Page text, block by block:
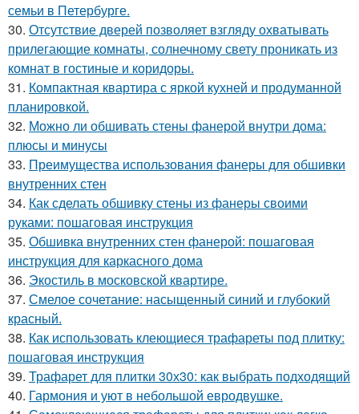
семьи в Петербурге.
30. Отсутствие дверей позволяет взгляду охватывать
прилегающие комнаты, солнечному свету проникать из
комнат в гостиные и коридоры.
31. Компактная квартира с яркой кухней и продуманной
планировкой.
32. Можно ли обшивать стены фанерой внутри дома:
плюсы и минусы
33. Преимущества использования фанеры для обшивки
внутренних стен
34. Как сделать обшивку стены из фанеры своими
руками: пошаговая инструкция
35. Обшивка внутренних стен фанерой: пошаговая
инструкция для каркасного дома
36. Экостиль в московской квартире.
37. Смелое сочетание: насыщенный синий и глубокий
красный.
38. Как использовать клеющиеся трафареты под плитку:
пошаговая инструкция
39. Трафарет для плитки 30х30: как выбрать подходящий
40. Гармония и уют в небольшой евродвушке.